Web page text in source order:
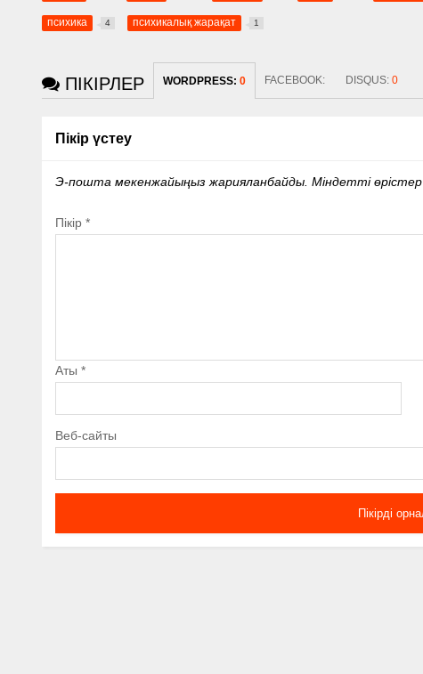
психика 4 психикалық жарақат 1
ПІКІРЛЕР WORDPRESS:0 FACEBOOK: DISQUS:0
Пікір үстеу
Э-пошта мекенжайыңыз жарияланбайды.Міндетті өрістер
Пікір*
Аты*
Веб-сайты